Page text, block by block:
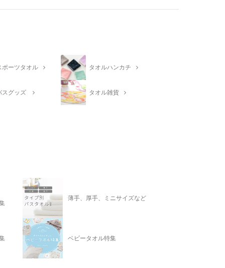
ポーツタオル タオルハンカチ
スグッズ タオル雑貨
薄手、厚手、ミニサイズなど
ベビータオル特集